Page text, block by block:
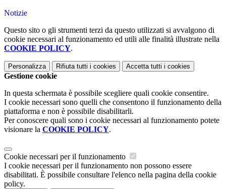
Notizie
Questo sito o gli strumenti terzi da questo utilizzati si avvalgono di
cookie necessari al funzionamento ed utili alle finalità illustrate nella
COOKIE POLICY.
Personalizza Rifiuta tutti i cookies Accetta tutti i cookies
Gestione cookie
In questa schermata è possibile scegliere quali cookie consentire.
I cookie necessari sono quelli che consentono il funzionamento della
piattaforma e non è possibile disabilitarli.
Per conoscere quali sono i cookie necessari al funzionamento potete
visionare la COOKIE POLICY.
Cookie necessari per il funzionamento
I cookie necessari per il funzionamento non possono essere
disabilitati. È possibile consultare l'elenco nella pagina della cookie
policy.